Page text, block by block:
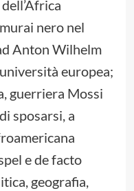
nero nel
Anton Wilhelm
europea;
guerriera Mossi
sposarsi, a
e de facto
geografia,